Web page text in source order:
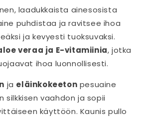
laadukkaista ainesosista
puhdistaa ja ravitsee ihoa
ja kevyesti tuoksuvaksi.
veraa ja E-vitamiinia, jotka
ihoa luonnollisesti.
ja eläinkokeeton pesuaine
silkkisen vaahdon ja sopii
käyttöön. Kaunis pullo